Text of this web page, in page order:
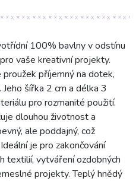
100% bavlny v odstínu
vaše kreativní projekty.
příjemný na dotek,
šířka 2 cm a délka 3
pro rozmanité použití.
dlouhou životnost a
ale poddajný, což
je pro zakončování
textilií, vytváření ozdobných
projekty. Teplý hnědý